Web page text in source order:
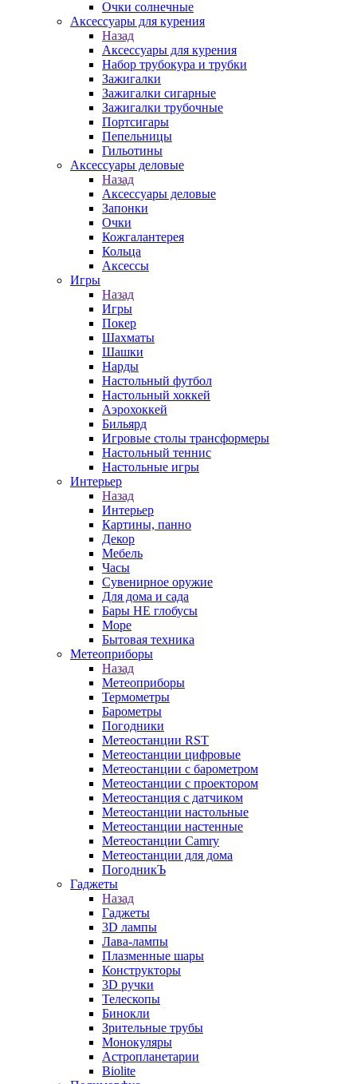
Очки солнечные
Аксессуары для курения
Назад
Аксессуары для курения
Набор трубокура и трубки
Зажигалки
Зажигалки сигарные
Зажигалки трубочные
Портсигары
Пепельницы
Гильотины
Аксессуары деловые
Назад
Аксессуары деловые
Запонки
Очки
Кожгалантерея
Кольца
Аксессы
Игры
Назад
Игры
Покер
Шахматы
Шашки
Нарды
Настольный футбол
Настольный хоккей
Аэрохоккей
Бильярд
Игровые столы трансформеры
Настольный теннис
Настольные игры
Интерьер
Назад
Интерьер
Картины, панно
Декор
Мебель
Часы
Сувенирное оружие
Для дома и сада
Бары НЕ глобусы
Море
Бытовая техника
Метеоприборы
Назад
Метеоприборы
Термометры
Барометры
Погодники
Метеостанции RST
Метеостанции цифровые
Метеостанции с барометром
Метеостанции с проектором
Метеостанция с датчиком
Метеостанции настольные
Метеостанции настенные
Метеостанции Camry
Метеостанции для дома
ПогодникЪ
Гаджеты
Назад
Гаджеты
3D лампы
Лава-лампы
Плазменные шары
Конструкторы
3D ручки
Телескопы
Бинокли
Зрительные трубы
Монокуляры
Астропланетарии
Biolite